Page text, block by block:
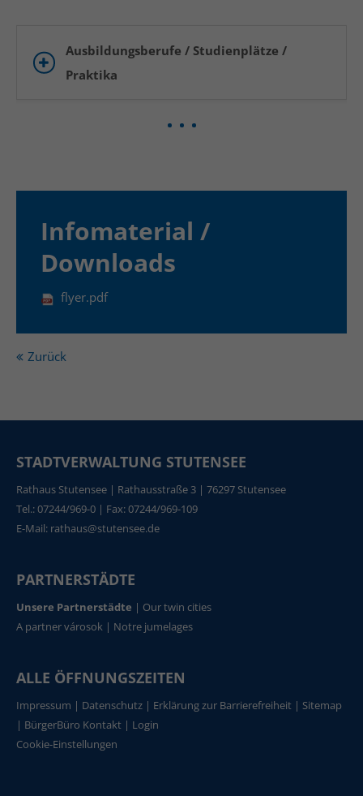
Ausbildungsberufe / Studienplätze /
Praktika
Infomaterial /
Downloads
flyer.pdf
Zurück
STADTVERWALTUNG STUTENSEE
Rathaus Stutensee | Rathausstraße 3 | 76297 Stutensee
Tel.: 07244/969-0 | Fax: 07244/969-109
E-Mail: rathaus@stutensee.de
PARTNERSTÄDTE
Unsere Partnerstädte | Our twin cities
A partner városok | Notre jumelages
ALLE ÖFFNUNGSZEITEN
Impressum | Datenschutz | Erklärung zur Barrierefreiheit | Sitemap
| BürgerBüro Kontakt | Login
Cookie-Einstellungen